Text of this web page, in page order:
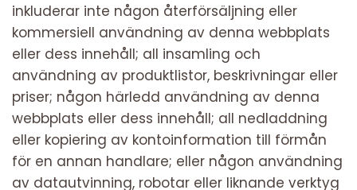
inkluderar inte någon återförsäljning eller
kommersiell användning av denna webbplats
eller dess innehåll; all insamling och
användning av produktlistor, beskrivningar eller
priser; någon härledd användning av denna
webbplats eller dess innehåll; all nedladdning
eller kopiering av kontoinformation till förmån
för en annan handlare; eller någon användning
av datautvinning, robotar eller liknande verktyg